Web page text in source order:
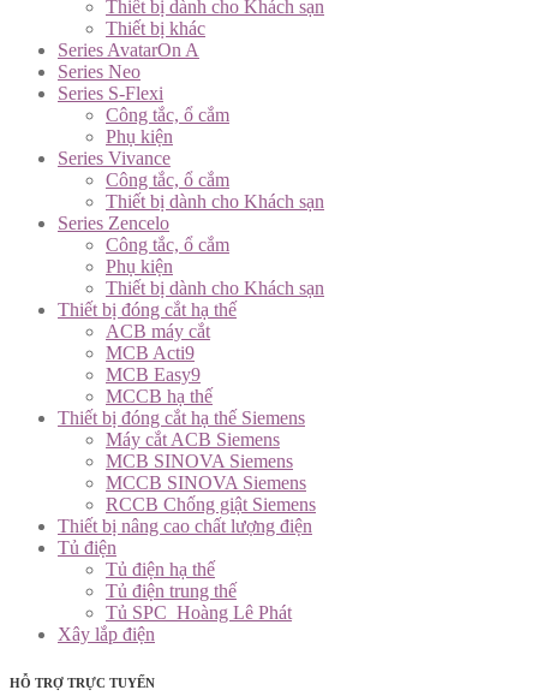
Thiết bị dành cho Khách sạn
Thiết bị khác
Series AvatarOn A
Series Neo
Series S-Flexi
Công tắc, ổ cắm
Phụ kiện
Series Vivance
Công tắc, ổ cắm
Thiết bị dành cho Khách sạn
Series Zencelo
Công tắc, ổ cắm
Phụ kiện
Thiết bị dành cho Khách sạn
Thiết bị đóng cắt hạ thế
ACB máy cắt
MCB Acti9
MCB Easy9
MCCB hạ thế
Thiết bị đóng cắt hạ thế Siemens
Máy cắt ACB Siemens
MCB SINOVA Siemens
MCCB SINOVA Siemens
RCCB Chống giật Siemens
Thiết bị nâng cao chất lượng điện
Tủ điện
Tủ điện hạ thế
Tủ điện trung thế
Tủ SPC_Hoàng Lê Phát
Xây lắp điện
HỖ TRỢ TRỰC TUYẾN